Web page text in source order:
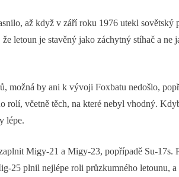
až když v září roku 1976 utekl
letoun je stavěný jako záchytný stíhač a
by ani k vývoji Foxbatu nedošlo,
včetně těch, na které nebyl vhodný.
lépe.
Migy-21 a Migy-23, popřípadě Su-17s.
25 plnil nejlépe roli průzkumného letounu,